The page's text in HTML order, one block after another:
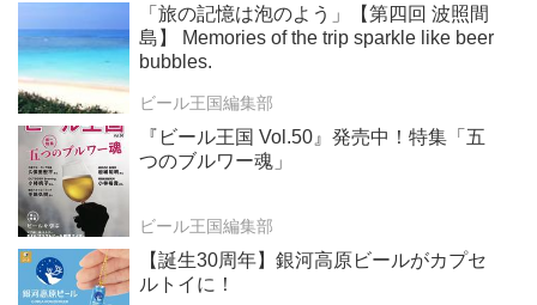
「旅の記憶は泡のよう」【第四回 波照間
島】 Memories of the trip sparkle like beer
bubbles.
ビール王国編集部
『ビール王国 Vol.50』発売中！特集「五
つのブルワー魂」
ビール王国編集部
【誕生30周年】銀河高原ビールがカプセ
ルトイに！